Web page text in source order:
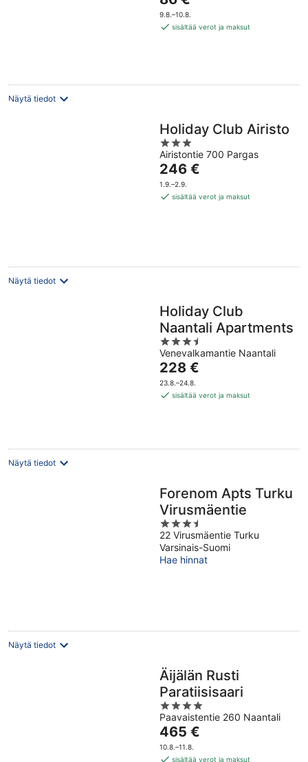
5
on
86 €
9.8.–10.8.
sisältää verot ja maksut
Näytä tiedot
Holiday Club Airisto
3
out
of
5
Airistontie 700 Pargas
Hinta
on
246 €
246 €
1.9.–2.9.
sisältää verot ja maksut
Näytä tiedot
Holiday Club
Naantali Apartments
3.5
out
of
5
Venevalkamantie Naantali
Hinta
on
228 €
228 €
23.8.–24.8.
sisältää verot ja maksut
Näytä tiedot
Forenom Apts Turku
Virusmäentie
3.5
out
of
5
22 Virusmäentie Turku
Varsinais-Suomi
Hae hinnat
Näytä tiedot
Äijälän Rusti
Paratiisisaari
4
out
of
5
Paavaistentie 260 Naantali
Hinta
on
465 €
465 €
10.8.–11.8.
sisältää verot ja maksut